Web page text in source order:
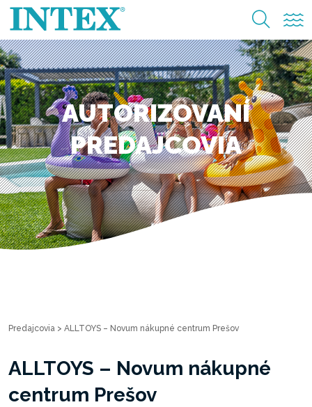
AUTORIZOVANÍ
PREDAJCOVIA
Predajcovia > ALLTOYS – Novum nákupné centrum Prešov
ALLTOYS – Novum nákupné
centrum Prešov